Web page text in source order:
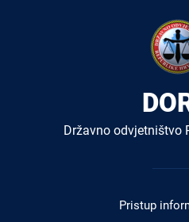
Državno odvjetništvo
Pristup